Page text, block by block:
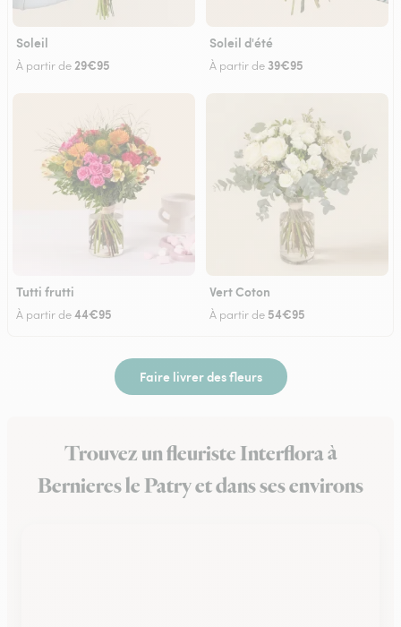
Soleil
À partir de 29€95
Soleil d'été
À partir de 39€95
Tutti frutti
À partir de44€95
Vert Coton
À partir de 54€95
Faire livrer des fleurs
Trouvez un fleuriste Interflora à
Bernieres le Patry et dans ses environs